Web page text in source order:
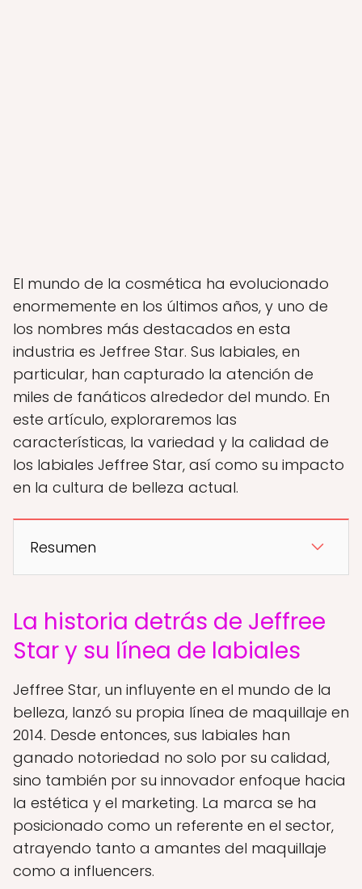
El mundo de la cosmética ha evolucionado
enormemente en los últimos años, y uno de
los nombres más destacados en esta
industria es Jeffree Star. Sus labiales, en
particular, han capturado la atención de
miles de fanáticos alrededor del mundo. En
este artículo, exploraremos las
características, la variedad y la calidad de
los labiales Jeffree Star, así como su impacto
en la cultura de belleza actual.
Resumen
La historia detrás de Jeffree
Star y su línea de labiales
Jeffree Star, un influyente en el mundo de la
belleza, lanzó su propia línea de maquillaje en
2014. Desde entonces, sus labiales han
ganado notoriedad no solo por su calidad,
sino también por su innovador enfoque hacia
la estética y el marketing. La marca se ha
posicionado como un referente en el sector,
atrayendo tanto a amantes del maquillaje
como a influencers.